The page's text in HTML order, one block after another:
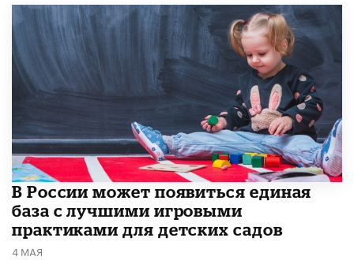
В России может появиться единая
база с лучшими игровыми
практиками для детских садов
4 МАЯ